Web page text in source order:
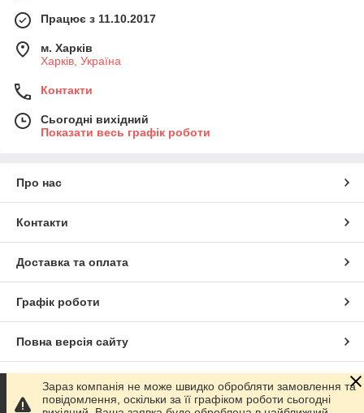
Працює з 11.10.2017
м. Харків
Харків, Україна
Контакти
Сьогодні вихідний
Показати весь графік роботи
Про нас
Контакти
Доставка та оплата
Графік роботи
Повна версія сайту
Сайт створено на маркетплейсі Prom.ua
Зараз компанія не може швидко обробляти замовлення та
повідомлення, оскільки за її графіком роботи сьогодні